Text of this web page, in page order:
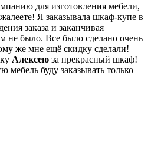
для изготовления мебели,
Я заказывала шкаф-купе в
заказа и заканчивая
не было. Все было сделано очень
же мне ещё скидку сделали!
Алексею за прекрасный шкаф!
мебель буду заказывать только